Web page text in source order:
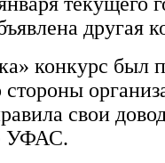
другая
конкурс был
свои
УФАС.